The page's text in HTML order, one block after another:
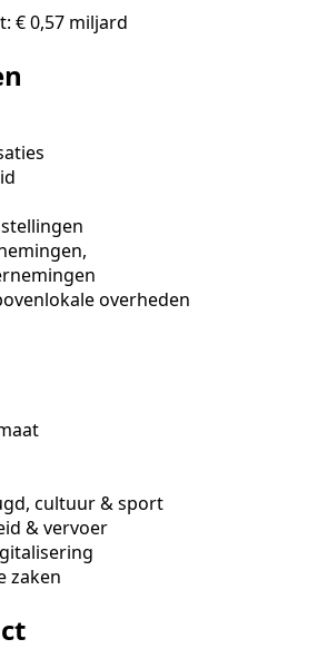
€ 0,57 miljard
overheden
cultuur & sport
& vervoer
zaken